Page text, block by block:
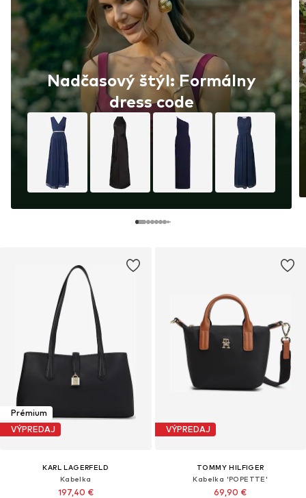
Nadčasový štýl: Formálny
dress code
Prémium
VÝPREDAJ
KARL LAGERFELD
Kabelka
197,40 €
VÝPREDAJ
TOMMY HILFIGER
Kabelka 'POPETTE'
69,90 €